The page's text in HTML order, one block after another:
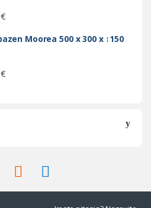
€
Moorea 500 x 300 x ↕150
€